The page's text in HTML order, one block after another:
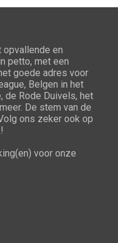
en
petto, met een
goede adres voor
Belgen in het
de Rode Duivels, het
De stem van de
ons zeker ook op
voor onze